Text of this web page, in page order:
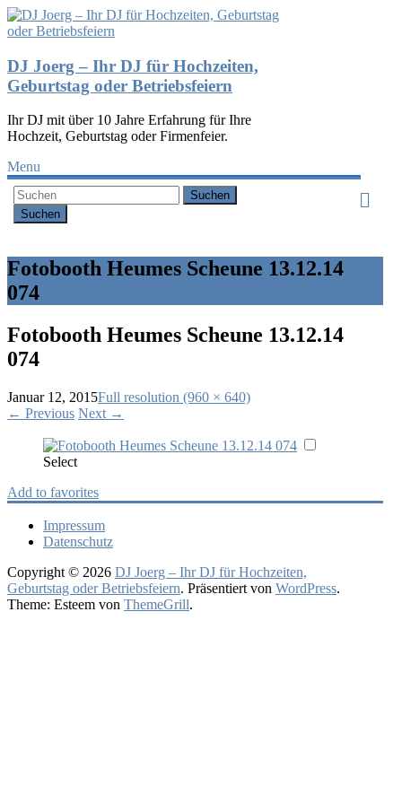
DJ Joerg – Ihr DJ für Hochzeiten,
Geburtstag oder Betriebsfeiern
Ihr DJ mit über 10 Jahre Erfahrung für Ihre
Hochzeit, Geburtstag oder Firmenfeier.
Menu
Suchen
Fotobooth Heumes Scheune 13.12.14
074
Fotobooth Heumes Scheune 13.12.14
074
Januar 12, 2015Full resolution (960 × 640)
← Previous Next →
Select
Add to favorites
Impressum
Datenschutz
Copyright © 2026 DJ Joerg – Ihr DJ für Hochzeiten,
Geburtstag oder Betriebsfeiern. Präsentiert von WordPress.
Theme: Esteem von ThemeGrill.